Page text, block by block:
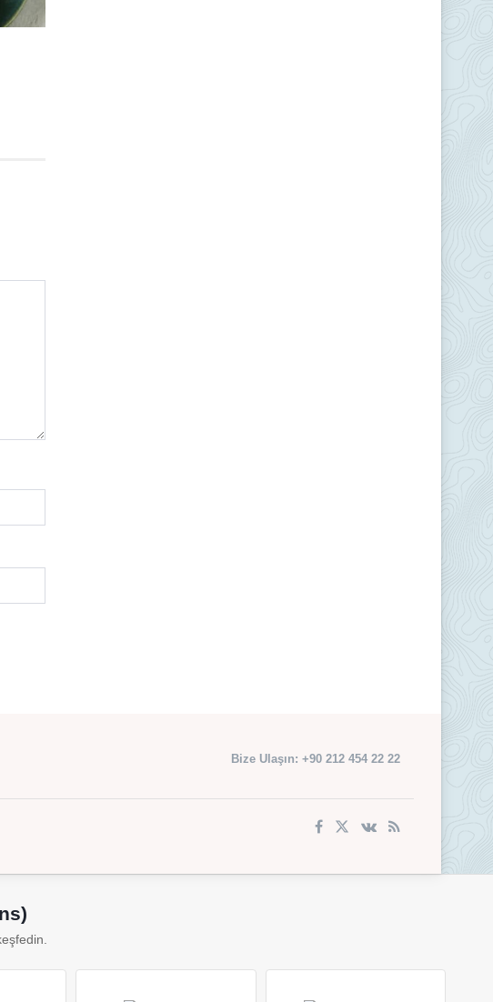
Bize Ulaşın: +90 212 454 22 22